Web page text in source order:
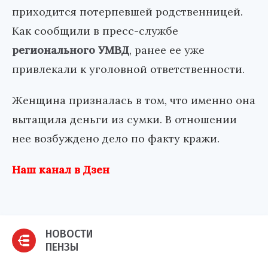
приходится потерпевшей родственницей.
Как сообщили в пресс-службе
регионального УМВД, ранее ее уже
привлекали к уголовной ответственности.
Женщина призналась в том, что именно она
вытащила деньги из сумки. В отношении
нее возбуждено дело по факту кражи.
Наш канал в Дзен
НОВОСТИ
ПЕНЗЫ